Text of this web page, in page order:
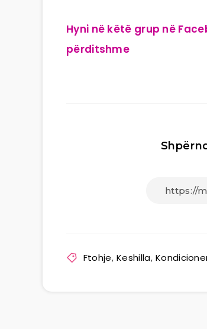
Hyni në këtë grup në
përditshme
Ftohje,Keshilla,